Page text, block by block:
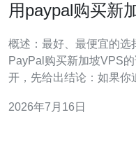
用paypal购买新
概述：最好、最便宜的选
PayPal购买新加坡VPS
开，先给出结论：如果你
找到“最好”（稳定与售后
2026年7月16日